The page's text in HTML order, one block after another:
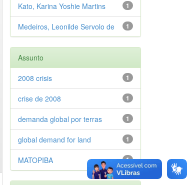
1
Kato, Karina Yoshie Martins
1
Medeiros, Leonilde Servolo de
Assunto
1
2008 crisis
1
crise de 2008
1
demanda global por terras
1
global demand for land
1
MATOPIBA